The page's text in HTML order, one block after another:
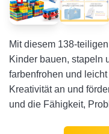
Mit diesem 138-
Kinder bauen, stapeln
farbenfrohen und
Kreativität an und
und die Fähigkeit,